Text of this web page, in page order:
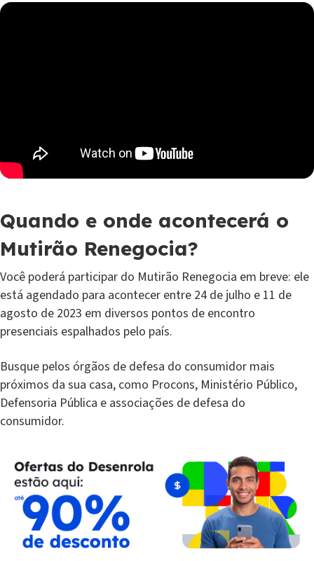
Quando e onde acontecerá o
Mutirão Renegocia?
Você poderá participar do Mutirão Renegocia em breve: ele
está agendado para acontecer entre 24 de julho e 11 de
agosto de 2023 em diversos pontos de encontro
presenciais espalhados pelo país.
Busque pelos órgãos de defesa do consumidor mais
próximos da sua casa, como Procons, Ministério Público,
Defensoria Pública e associações de defesa do
consumidor.